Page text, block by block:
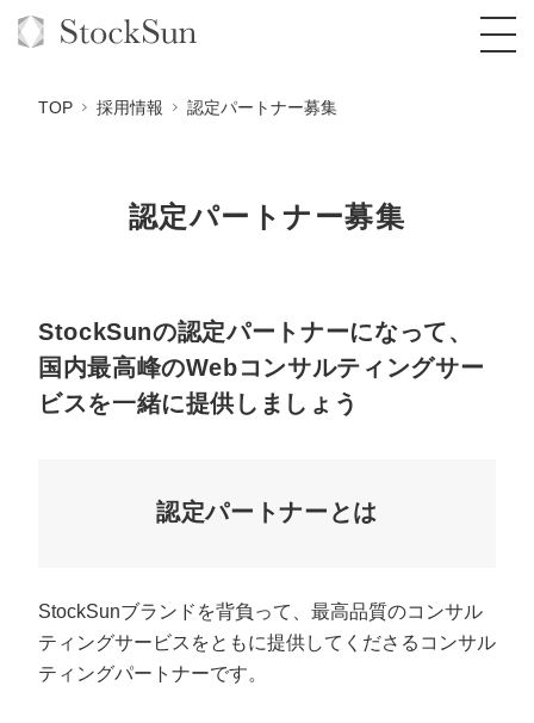
オーダーメイド支援
コンサルタント一覧
品質ガイドライン
定額制Webマーケティング代行『マキトルく
ん』
定額制営業代行『カリトルくん』
営業改善特化の動画制作『動画でカリトルく
定額LINE運用代行『LINEマキトルくん』
オリジナルサービス
格安でAI導入支援『あいのりAI』
実績
オンラインサロン
StockSun道場
YouTubeディレクター
ミッション・ビジョン・バリュー
TOP 採用情報 認定パートナー募集
認定パートナー募集
StockSunの認定パートナーになって、
国内最高峰のWebコンサルティングサー
ビスを一緒に提供しましょう
認定パートナーとは
StockSunブランドを背負って、最高品質のコンサル
ティングサービスをともに提供してくださるコンサル
ティングパートナーです。